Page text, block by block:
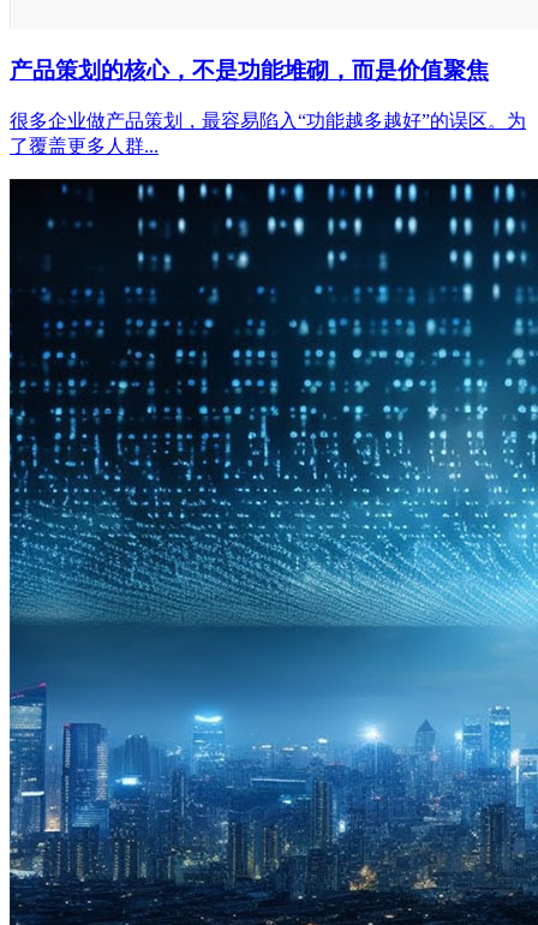
产品策划的核心，不是功能堆砌，而是价值聚焦
很多企业做产品策划，最容易陷入“功能越多越好”的误区。为
了覆盖更多人群...